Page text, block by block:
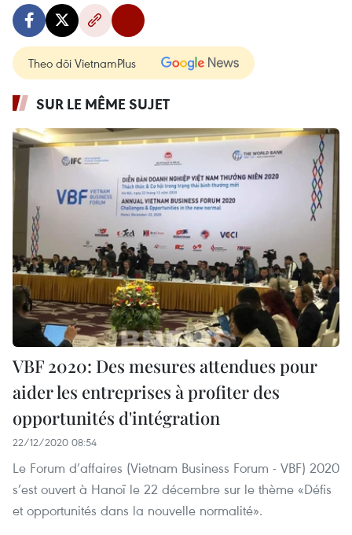
Theo dõi VietnamPlus
SUR LE MÊME SUJET
VBF 2020: Des mesures attendues pour
aider les entreprises à profiter des
opportunités d'intégration
22/12/2020 08:54
Le Forum d’affaires (Vietnam Business Forum - VBF) 2020
s’est ouvert à Hanoï le 22 décembre sur le thème «Défis
et opportunités dans la nouvelle normalité».